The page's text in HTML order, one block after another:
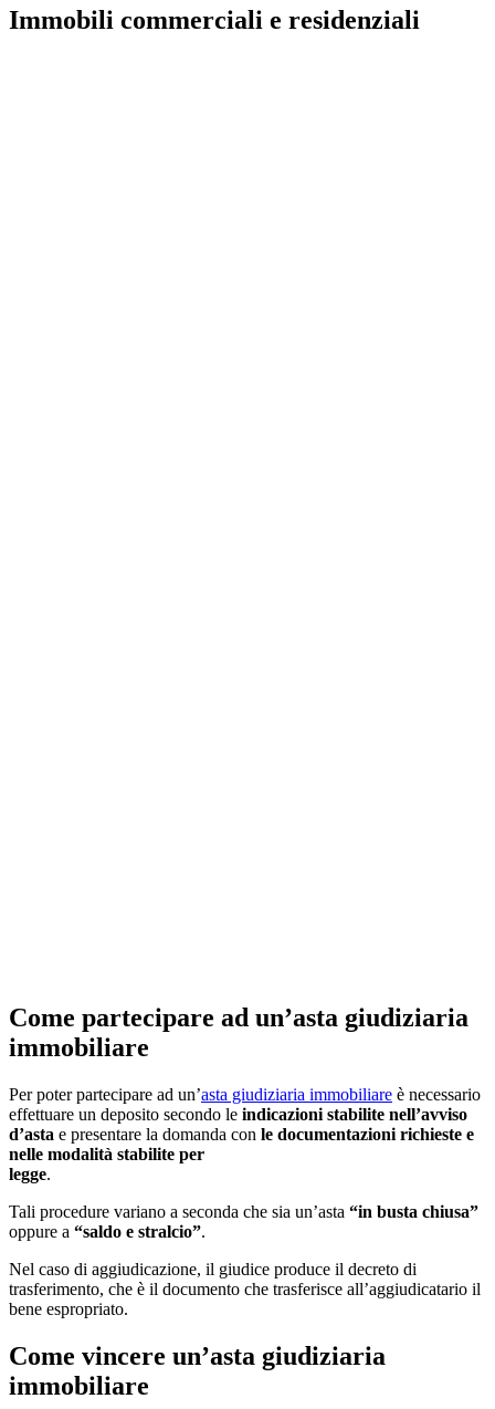
Immobili commerciali e residenziali
Come partecipare ad un’asta giudiziaria
immobiliare
Per poter partecipare ad un’asta giudiziaria immobiliare è necessario
effettuare un deposito secondo le indicazioni stabilite nell’avviso
d’asta e presentare la domanda con le documentazioni richieste e
nelle modalità stabilite per
legge.
Tali procedure variano a seconda che sia un’asta “in busta chiusa”
oppure a “saldo e stralcio”.
Nel caso di aggiudicazione, il giudice produce il decreto di
trasferimento, che è il documento che trasferisce all’aggiudicatario il
bene espropriato.
Come vincere un’asta giudiziaria
immobiliare